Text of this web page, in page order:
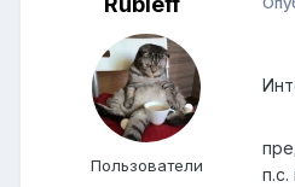
Пользователи